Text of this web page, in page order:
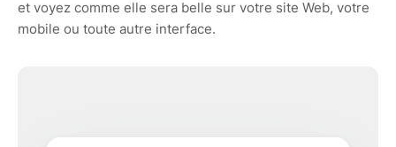
et voyez comme elle sera belle sur votre site Web, votre
mobile ou toute autre interface.